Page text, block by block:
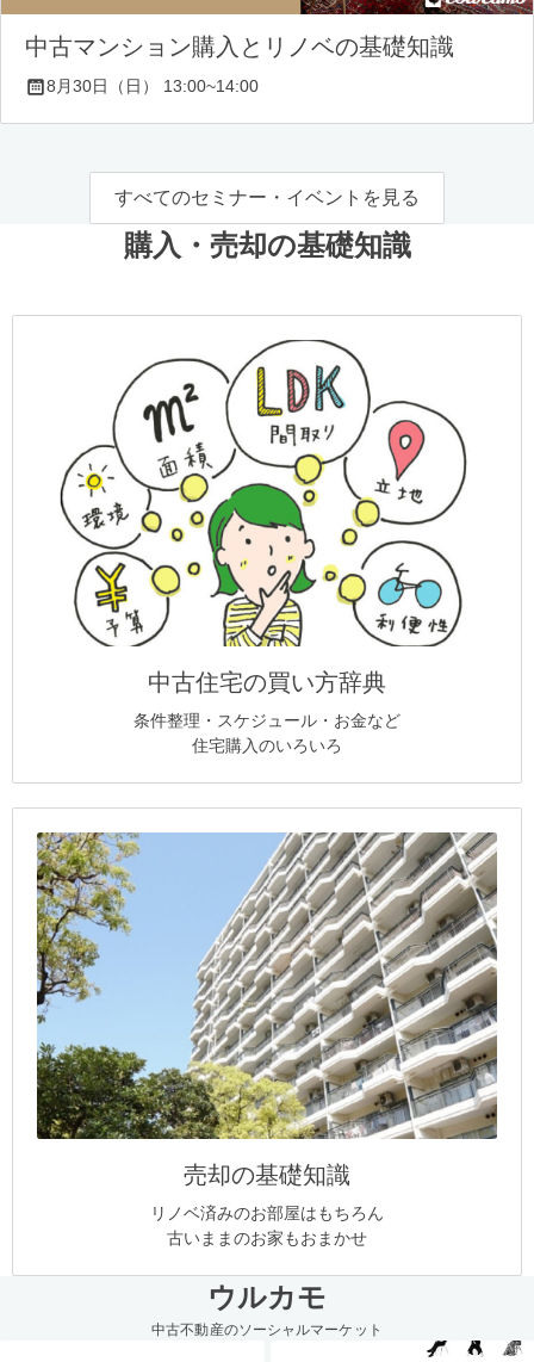
中古マンション購入とリノベの基礎知識
8月30日（日） 13:00~14:00
すべてのセミナー・イベントを見る
購入・売却の基礎知識
中古住宅の買い方辞典
条件整理・スケジュール・お金など
住宅購入のいろいろ
売却の基礎知識
リノベ済みのお部屋はもちろん
古いままのお家もおまかせ
ウルカモ
中古不動産のソーシャルマーケット